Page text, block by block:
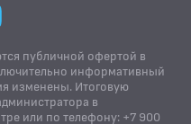
публичной офертой в
информативный
изменены. Итоговую
в
или по телефону: +7 900